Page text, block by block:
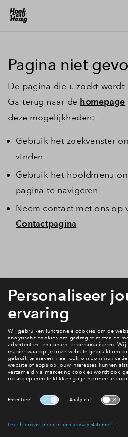
Pagina niet
De pagina die u zoekt wordt
Ga terug naar de homepage
deze mogelijkheden:
Gebruik het zoekvenster
vinden
Gebruik het hoofdmenu
pagina te navigeren
Neem contact met ons op
Contactpagina
Interesse? Meld je
Hiermee blijf je op de hoogte van
Ja, ik wil mij
712 28 68